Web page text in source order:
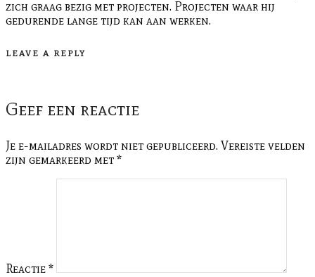
zich graag bezig met projecten. Projecten waar hij
gedurende lange tijd kan aan werken.
LEAVE A REPLY
Geef een reactie
Je e-mailadres wordt niet gepubliceerd. Vereiste velden
zijn gemarkeerd met *
Reactie *